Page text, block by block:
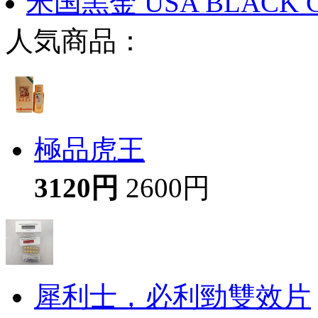
人気商品：
極品虎王
3120円 2600円
犀利士，必利勁雙效片